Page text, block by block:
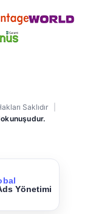
Saklıdır
Yönetimi